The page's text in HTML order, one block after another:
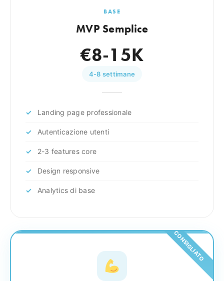
BASE
MVP Semplice
€8-15K
4-8 settimane
Landing page professionale
Autenticazione utenti
2-3 features core
Design responsive
Analytics di base
CONSIGLIATO